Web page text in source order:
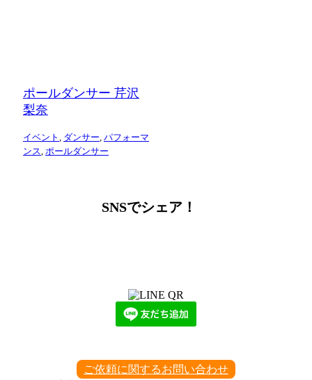
ポールダンサー 芹沢
梨奈
イベント , ダンサー, パフォーマ
ンス, ポールダンサー
SNSでシェア！
ご依頼に関するお問い合わせ